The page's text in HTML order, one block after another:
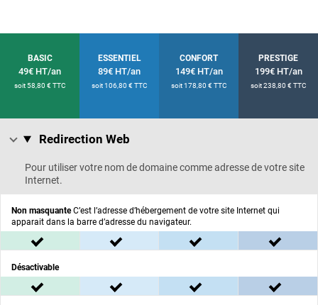
Offre
BASIC
49€ HT/an
49 € HT pour un an
soit 58,80 € TTCpour un an
Offre
ESSENTIEL
89€ HT/an
89 € HT pour un an
soit 106,80 € TTCpour un an
Offre
CONFORT
149€HT/an
149 € HT pour un an
soit 178,80 € TTCpour un an
Offre
PRESTIGE
199€HT/an
199 € HT pour un an
soit 238,80 € TTC
Redirection Web
Redirection Web :
Pour utiliser votre nom de domaine comme adresse de votre site
Internet.
Non masquanteC’est l’adresse d’hébergement de votre site Internet qui
apparait dans la barre d’adresse du navigateur.
inclus dans l'offre BASICinclus dans l'offre ESSENTIEL
inclus dans l'offre
Désactivable
inclus dans l'offre BASICinclus dans l'offre ESSENTIEL
inclus dans l'offre